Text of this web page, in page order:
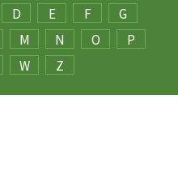
D E F
G
M N O
P
W Z